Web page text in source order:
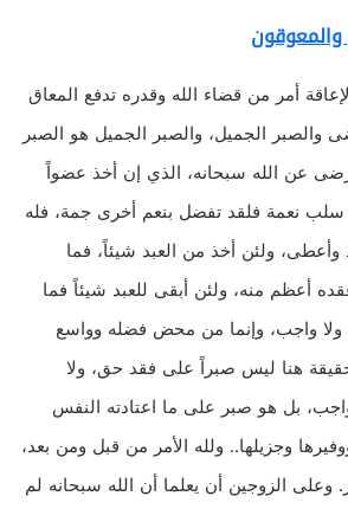
والمعوقون
أمر من قضاء الله وقدره تدفع المعاق
والصبر الجميل، والصبر الجميل هو الصبر
عن الله سبحانه، الذي إن أخذ عضواً
سلب نعمة فلقد تفضل بنعم أخرى جمة، فله
وأعطى، ولئن أخذ من العبد شيئاً، فما
أعظم منه، ولئن أبقى للعبد شيئاً فما
واجب، وإنما من محض فضله وواسع
هنا ليس صبراً على فقد حق، ولا
بل هو صبر على ما اعتادته النفس
وجزيلها.. ولله الأمر من قبل ومن بعد،
الزوجين أن يعلما أن الله سبحانه لم